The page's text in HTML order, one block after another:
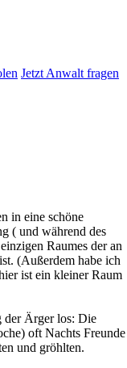
Jetzt Anwalt fragen
in eine schöne
( und während des
Raumes der an
(Außerdem habe ich
ist ein kleiner Raum
der Ärger los: Die
oft Nachts Freunde
und gröhlten.